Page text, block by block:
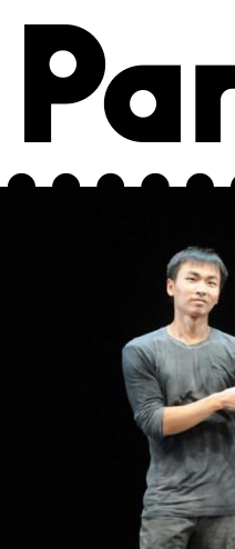
跳到主要內容區塊
網站導覽